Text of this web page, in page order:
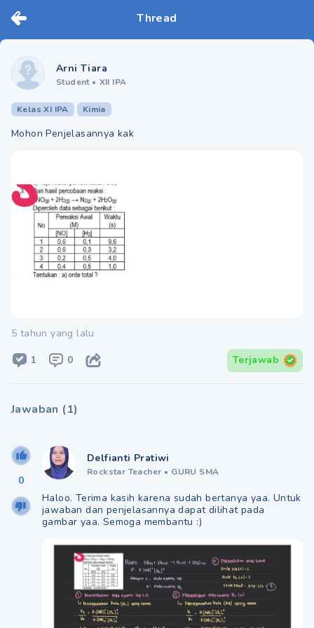
Thread
Arni Tiara
Student • XII IPA
Kelas XI IPA Kimia
Mohon Penjelasannya kak
5 tahun yang lalu
1 0 Terjawab
Jawaban (1)
0
Delfianti Pratiwi
Rockstar Teacher • GURU SMA
Haloo. Terima kasih karena sudah bertanya yaa. Untuk
jawaban dan penjelasannya dapat dilihat pada
gambar yaa. Semoga membantu :)